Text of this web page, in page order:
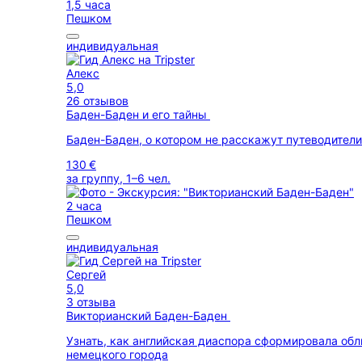
1,5 часа
Пешком
индивидуальная
Алекс
5,0
26 отзывов
Баден-Баден и его тайны
Баден-Баден, о котором не расскажут путеводители
130 €
за группу, 1–6 чел.
2 часа
Пешком
индивидуальная
Сергей
5,0
3 отзыва
Викторианский Баден-Баден
Узнать, как английская диаспора сформировала
немецкого города